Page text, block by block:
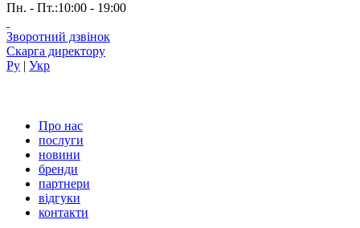
Пн. - Пт.:10:00 - 19:00
Зворотний дзвінок
Скарга директору
Ру | Укр
Про нас
послуги
новини
бренди
партнери
вiдгуки
контакти